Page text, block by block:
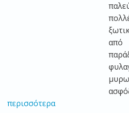
από
περισσότερα